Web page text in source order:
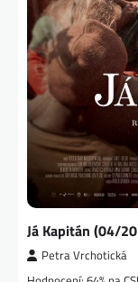
Já Kapitán (04/
Petra Vrchotická